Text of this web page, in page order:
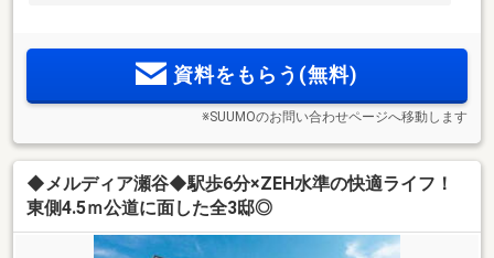
資料をもらう(無料)
※SUUMOのお問い合わせページへ移動します
◆メルディア瀬谷◆駅歩6分×ZEH水準の快適ライフ！
東側4.5ｍ公道に面した全3邸◎